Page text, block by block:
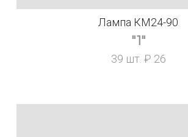
Лампа КМ24-90
"1"
39 шт. ₽ 26